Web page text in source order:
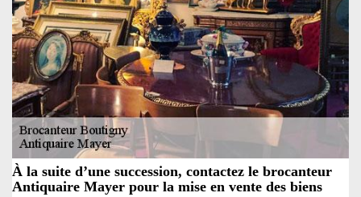
À la suite d’une succession, contactez le brocanteur
Antiquaire Mayer pour la mise en vente des biens